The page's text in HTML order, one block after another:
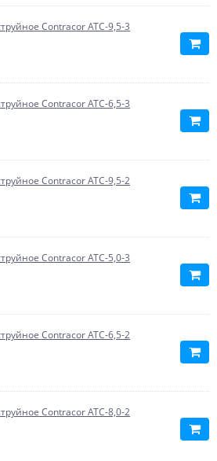
Contracor ATC-9,5-3
Contracor ATC-6,5-3
Contracor ATC-9,5-2
Contracor ATC-5,0-3
Contracor ATC-6,5-2
Contracor ATC-8,0-2